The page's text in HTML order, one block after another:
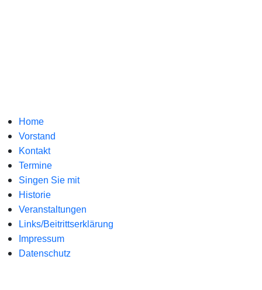
Home
Vorstand
Kontakt
Termine
Singen Sie mit
Historie
Veranstaltungen
Links/Beitrittserklärung
Impressum
Datenschutz